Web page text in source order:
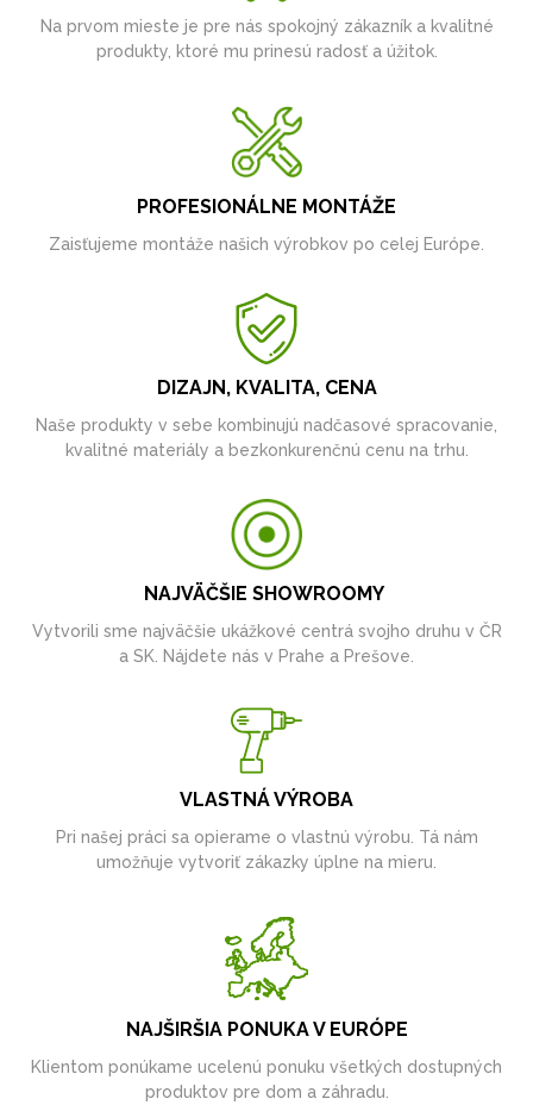
Na prvom mieste je pre nás spokojný zákazník a kvalitné
produkty, ktoré mu prinesú radosť a úžitok.
PROFESIONÁLNE MONTÁŽE
Zaisťujeme montáže našich výrobkov po celej Európe.
DIZAJN, KVALITA, CENA
Naše produkty v sebe kombinujú nadčasové spracovanie,
kvalitné materiály a bezkonkurenčnú cenu na trhu.
NAJVÄČŠIE SHOWROOMY
Vytvorili sme najväčšie ukážkové centrá svojho druhu v ČR
a SK. Nájdete nás v Prahe a Prešove.
VLASTNÁ VÝROBA
Pri našej práci sa opierame o vlastnú výrobu. Tá nám
umožňuje vytvoriť zákazky úplne na mieru.
NAJŠIRŠIA PONUKA V EURÓPE
Klientom ponúkame ucelenú ponuku všetkých dostupných
produktov pre dom a záhradu.